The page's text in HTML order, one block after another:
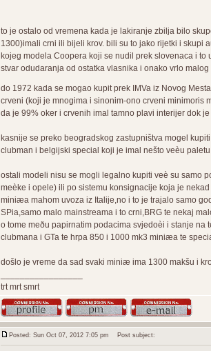
to je ostalo od vremena kada je lakiranje zbilja bilo
1300)imali crni ili bijeli krov. bili su to jako rijetki i skupi
kojeg modela Coopera koji se nudil prek slovenaca i
stvar odudaranja od ostatka vlasnika i onako vrlo
do 1972 kada se mogao kupit prek IMVa iz Novog
crveni (koji je mnogima i sinonim-ono crveni minimoris
da je 99% oker i crvenih imal tamno plavi interijer dok
kasnije se preko beogradskog zastupništva mogel
clubman i belgijski special koji je imal nešto veèu
ostali modeli nisu se mogli legalno kupiti veè su samo
meèke i opele) ili po sistemu konsignacije koja je
miniæa mahom uvoza iz Italije,no i to je trajalo samo
SPia,samo malo mainstreama i to crni,BRG te nekaj
o tome meðu papirnatim podacima svjedoèi i stanje
clubmana i GTa te hrpa 850 i 1000 mk3 miniæa te
došlo je vreme da sad svaki miniæ ima 1300 makšu i
trt mrt smrt
Posted: Sun Oct 07, 2012 7:05 pm Post subject: